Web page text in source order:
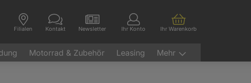
Filialen Kontakt Newsletter Ihr Konto Ihr Warenkorb
Motorrad & Zubehör Leasing Mehr